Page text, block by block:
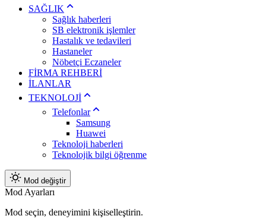
SAĞLIK
Sağlık haberleri
SB elektronik işlemler
Hastalık ve tedavileri
Hastaneler
Nöbetçi Eczaneler
FİRMA REHBERİ
İLANLAR
TEKNOLOJİ
Telefonlar
Samsung
Huawei
Teknoloji haberleri
Teknolojik bilgi öğrenme
Mod değiştir
Mod Ayarları
Mod seçin, deneyimini kişiselleştirin.